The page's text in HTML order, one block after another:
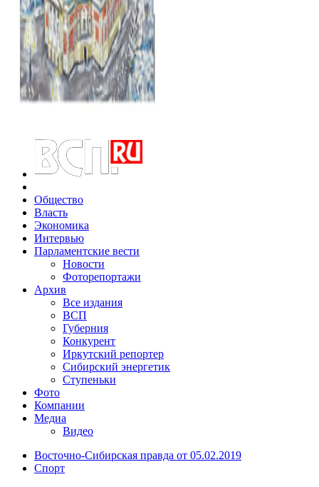
Общество
Власть
Экономика
Интервью
Парламентские вести
Новости
Фоторепортажи
Архив
Все издания
ВСП
Губерния
Конкурент
Иркутский репортер
Сибирский энергетик
Ступеньки
Фото
Компании
Медиа
Видео
Восточно-Сибирская правда от 05.02.2019
Спорт